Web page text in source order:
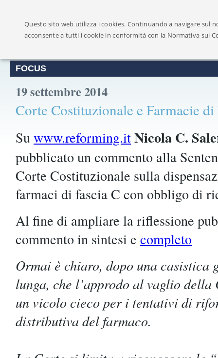
FOCUS
19 settembre 2014
Corte Costituzionale e Farmacie
Suwww.reforming.itNicola C.
pubblicato un commento alla
Corte Costituzionale sulla
farmaci di fascia C con obbligo di
Al fine di ampliare la riflessione
commento in sintesi e completo
Ormai è chiaro, dopo una casistica
lunga, che l’approdo al vaglio
un vicolo cieco per i tentativi di
distributiva del farmaco.
Questo sito web utilizza i cookies. Continuando a navigare sul
acconsente a tutti i cookie in conformità con la Normativa sui